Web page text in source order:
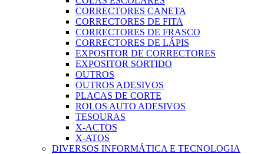
CORRECTORES CANETA
CORRECTORES DE FITA
CORRECTORES DE FRASCO
CORRECTORES DE LÁPIS
EXPOSITOR DE CORRECTORES
EXPOSITOR SORTIDO
OUTROS
OUTROS ADESIVOS
PLACAS DE CORTE
ROLOS AUTO ADESIVOS
TESOURAS
X-ACTOS
X-ATOS
DIVERSOS INFORMÁTICA E TECNOLOGIA